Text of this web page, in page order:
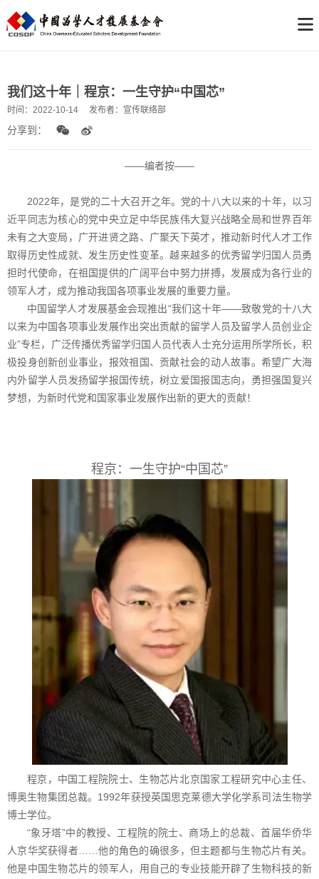
我们这十年｜程京：一生守护“中国芯”
时间： 2022-10-14 发布者： 宣传联络部
分享到：
——编者按——
2022年，是党的二十大召开之年。党的十八大以来的十年，以习
近平同志为核心的党中央立足中华民族伟大复兴战略全局和世界百年
未有之大变局，广开进贤之路、广聚天下英才，推动新时代人才工作
取得历史性成就、发生历史性变革。越来越多的优秀留学归国人员勇
担时代使命，在祖国提供的广阔平台中努力拼搏，发展成为各行业的
领军人才，成为推动我国各项事业发展的重要力量。
中国留学人才发展基金会现推出“我们这十年——致敬党的十八大
以来为中国各项事业发展作出突出贡献的留学人员及留学人员创业企
业”专栏，广泛传播优秀留学归国人员代表人士充分运用所学所长，积
极投身创新创业事业，报效祖国、贡献社会的动人故事。希望广大海
内外留学人员发扬留学报国传统，树立爱国报国志向，勇担强国复兴
梦想，为新时代党和国家事业发展作出新的更大的贡献！
程京：一生守护“中国芯”
程京，中国工程院院士、生物芯片北京国家工程研究中心主任、
博奥生物集团总裁。1992年获授英国思克莱德大学化学系司法生物学
博士学位。
“象牙塔”中的教授、工程院的院士、商场上的总裁、首届华侨华
人京华奖获得者……他的角色的确很多，但主题都与生物芯片有关。
他是中国生物芯片的领军人，用自己的专业技能开辟了生物科技的新